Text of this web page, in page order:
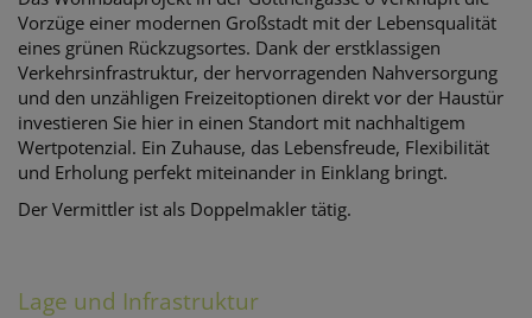
Vorzüge einer modernen Großstadt mit der Lebensqualität
eines grünen Rückzugsortes. Dank der erstklassigen
Verkehrsinfrastruktur, der hervorragenden Nahversorgung
und den unzähligen Freizeitoptionen direkt vor der Haustür
investieren Sie hier in einen Standort mit nachhaltigem
Wertpotenzial. Ein Zuhause, das Lebensfreude, Flexibilität
und Erholung perfekt miteinander in Einklang bringt.
Der Vermittler ist als Doppelmakler tätig.
Lage und Infrastruktur